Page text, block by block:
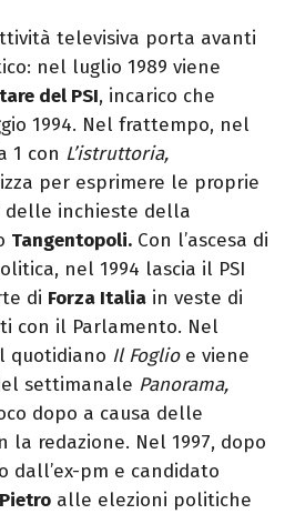
televisiva porta avanti
nel luglio 1989 viene
del PSI, incarico che
1994. Nel frattempo, nel
1 con L’istruttoria,
per esprimere le proprie
inchieste della
Tangentopoli. Con l’ascesa di
nel 1994 lascia il PSI
di Forza Italia in veste di
con il Parlamento. Nel
quotidiano Il Foglio e viene
settimanale Panorama,
dopo a causa delle
la redazione. Nel 1997, dopo
dall’ex-pm e candidato
alle elezioni politiche